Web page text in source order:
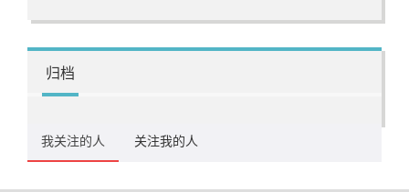
归档
我关注的人 关注我的人